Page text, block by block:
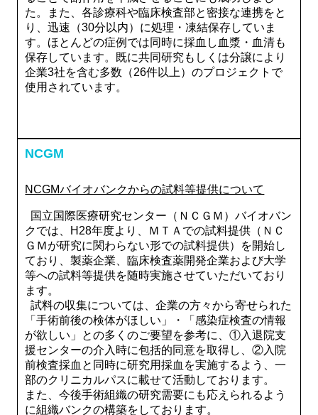
た。また、各診療科や臨床検査部と密接な連携をと
り、迅速（30分以内）に処理・凍結保存していま
す。ほとんどの症例では同時に採血し血漿・血清も
保存しています。既に共同研究もしくは分譲により
企業3社を含む多数（26件以上）のプロジェクトで
使用されています。
NCGM
NCGMバイオバンクからの試料等提供について
国立国際医療研究センター（ＮＣＧＭ）バイオバン
クでは、H28年度より、ＭＴＡでの試料提供（ＮＣ
ＧＭが研究に関わらない形での試料提供）を開始し
ており、製薬企業、臨床検査薬開発企業および大学
等への試料等提供を随時実施させていただいており
ます。
試料の収集については、企業の方々から寄せられた
「手術前後の検体がほしい」・「感染症検査の情報
が欲しい」との多くのご要望を参考に、①入退院支
援センターの介入時に包括的同意を取得し、②入院
前検査採血と同時に研究用採血を実施するよう、一
部のクリニカルパスに載せて活動しております。
また、今後手術組織の研究需要にも応えられるよう
に組織バンクの構築をしております。